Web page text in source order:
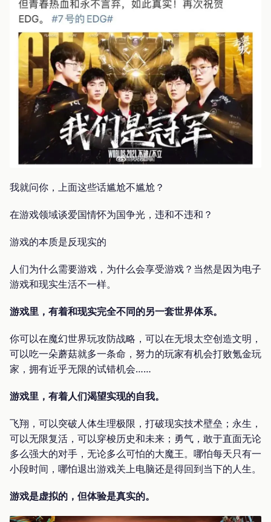
我就问你，上面这些话尴尬不尴尬？
在游戏领域谈爱国情怀为国争光，违和不违和？
游戏的本质是反现实的
人们为什么需要游戏，为什么会享受游戏？当然是因为电子
游戏和现实生活不一样。
游戏里，有着和现实完全不同的另一套世界体系。
你可以在魔幻世界玩攻防战略，可以在无垠太空创造文明，
可以吃一朵蘑菇就多一条命，努力的玩家有机会打败氪金玩
家，拥有近乎无限的试错机会……
游戏里，有着人们渴望实现的自我。
飞翔，可以突破人体生理极限，打破现实技术壁垒；永生，
可以无限复活，可以穿梭历史和未来；勇气，敢于直面无论
多么强大的对手，无论多么可怕的大魔王。哪怕每天只有一
小段时间，哪怕退出游戏关上电脑还是得回到当下的人生。
游戏是虚拟的，但体验是真实的。